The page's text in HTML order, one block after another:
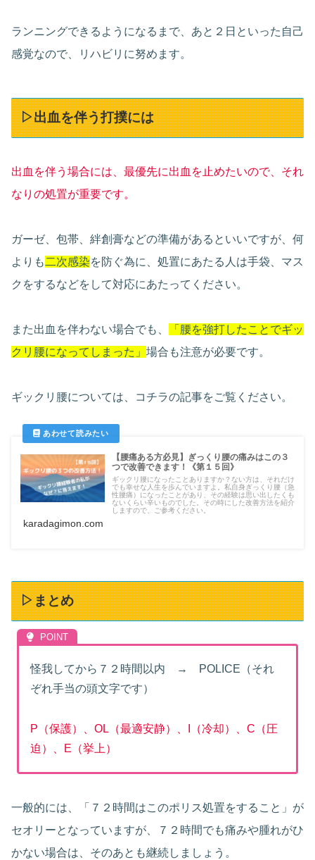
ランニングできるようになるまで、あと２日といった自己
感覚なので、リハビリに努めます。
▷出血を伴う打撲には
出血を伴う場合には、最優先に出血を止めたいので、それ
なりの処置が重要です。
ガーゼ、包帯、絆創膏などの準備があるといいですが、何
よりも 二次感染を防ぐ為に、処置にあたる人は手袋、マス
クをするなどをして対応にあたってください。
また出血を伴わない場合でも、 「腰を強打した ことでギッ
クリ腰になってしまった」 場合も注意が必要です。
ギックリ腰については、コチラの記事をご覧ください。
【腰痛ある方必見】ぎっくり腰の痛みはこの３
つで改善できます！《第１５回》
ギックリ腰になったことありますか？ない方は、それだけ
でも幸せな人生を歩んでいますよ。私自身ぎっくり腰（急
性腰痛）になったことがあり、その経験は思い出したくも
ないくらい辛いものでした。その時にした改善方法を紹介
しますので、ご参考ください。
karadagimon.com
▷まとめ
怪我してから７２時間以内 → POLICE（それ
ぞれ手当の頭文字です）
P（保護）、OL（最適安静）、I（冷却）、C（圧
迫）、E（挙上）
一般的には、「７２時間はこのポリス処置をすること」が
セオリーとなっていますが、７２時間でも痛みや腫れがひ
かない場合は、そのあとも継続しましょう。